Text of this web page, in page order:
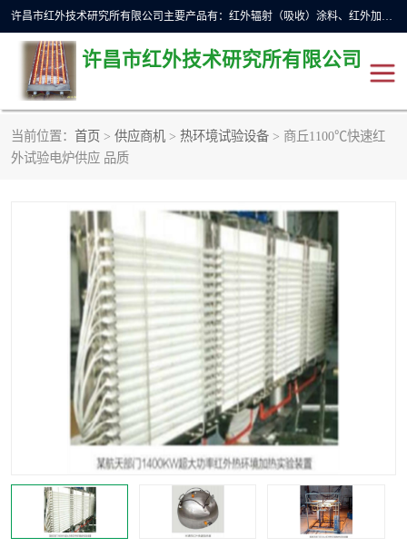
许昌市红外技术研究所有限公司主要产品有：红外辐射（吸收）涂料、红外加热元件、红外辐射加热模块（板）、红外辐射加热炉（箱）、快速红外辐射加热器、系列高端红外加热实验设备、系列红外加热控制器等。
许昌市红外技术研究所有限公司
当前位置： 首页 > 供应商机 > 热环境试验设备 > 商丘1100℃快速红
外试验电炉供应 品质
红外加热设备
红外辐射加热模块 定制红外加热实验设备
红外加热元件 红外辐射吸收涂料
高端红外加热实验设备 电工电气
高温涂料 红外加热控制器
热环境试验设备
红外辐射表面材料 定波长红外辐射加热器
快速红外辐射聚焦炉